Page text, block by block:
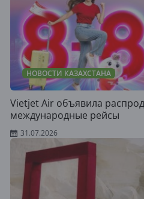
НОВОСТИ КАЗАХСТАНА
Vietjet Air объявила
международные рейсы
31.07.2026